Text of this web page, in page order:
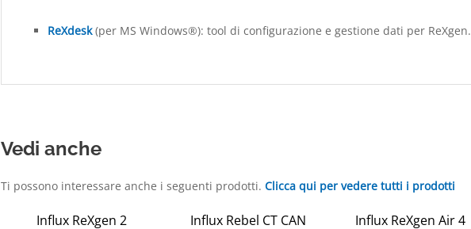
ReXdesk(per MS Windows®): tool di configurazione e gestione dati per ReXgen.
Vedi anche
Ti possono interessare anche i seguenti prodotti. Clicca qui per vedere tutti i prodotti
Influx ReXgen 2
Influx Rebel CT CAN
Influx ReXgen Air 4